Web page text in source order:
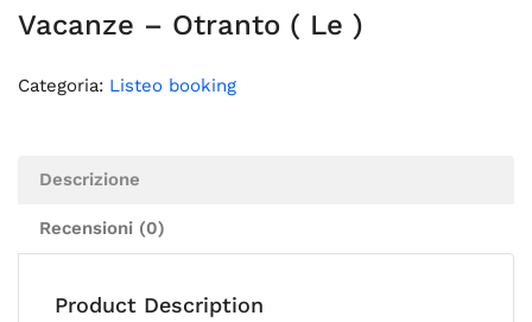
Vacanze – Otranto ( Le )
Categoria: Listeo booking
Descrizione
Recensioni (0)
Product Description